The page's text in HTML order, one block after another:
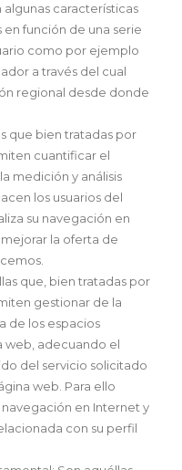
características
función de una serie
como por ejemplo
a través del cual
regional desde donde
que bien tratadas por
cuantificar el
medición y análisis
los usuarios del
su navegación en
la oferta de
que, bien tratadas por
gestionar de la
de los espacios
web, adecuando el
del servicio solicitado
web. Para ello
en Internet y
con su perfil